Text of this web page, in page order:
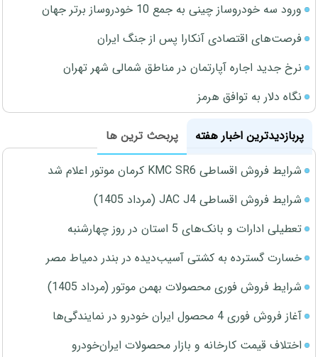
ورود سه خودروساز چینی به جمع 10 خودروساز برتر جهان
فرصت‌های اقتصادی آنکارا پس از جنگ ایران
نرخ جدید اجاره آپارتمان در مناطق شمالی شهر تهران
نگاه دلار به توافق هرمز
پربازدیدترین اخبار هفته
پربحث ترین ها
شرایط فروش اقساطی KMC SR6 کرمان موتور اعلام شد
شرایط فروش اقساطی JAC J4 (مرداد 1405)
تعطیلی ادارات و بانک‌های 5 استان در روز چهارشنبه
خسارت گسترده به کشتی آسیب‌دیده در بندر دمیاط مصر
شرایط فروش فوری محصولات بهمن موتور (مرداد 1405)
آغاز فروش فوری 4 محصول ایران خودرو در نمایندگی‌ها
اختلاف قیمت کارخانه و بازار محصولات ایران‌خودرو